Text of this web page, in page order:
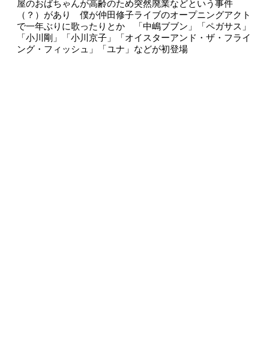
屋のおばちゃんが高齢のため突然廃業などという事件
（？）があり 僕が仲田修子ライブのオープニングアクト
で一年ぶりに歌ったりとか 「中嶋ブブン」「ペガサス」
「小川剛」「小川京子」「オイスターアンド・ザ・フライ
ング・フィッシュ」「ユナ」などが初登場